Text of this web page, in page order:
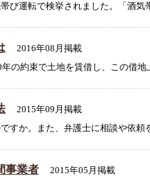
び運転で検挙されました。「酒気
2016年08月掲載
の約束で土地を賃借し、この借
2015年09月掲載
すか。また、弁護士に相談や依頼
事業者 2015年05月掲載